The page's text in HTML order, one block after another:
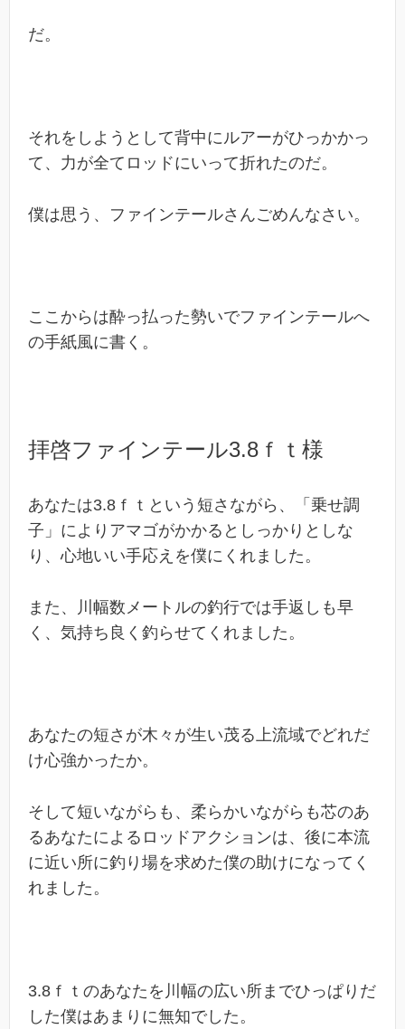
だ。
それをしようとして背中にルアーがひっかかっ
て、力が全てロッドにいって折れたのだ。
僕は思う、ファインテールさんごめんなさい。
ここからは酔っ払った勢いでファインテールへ
の手紙風に書く。
拝啓ファインテール3.8ｆｔ様
あなたは3.8ｆｔという短さながら、「乗せ調
子」によりアマゴがかかるとしっかりとしな
り、心地いい手応えを僕にくれました。
また、川幅数メートルの釣行では手返しも早
く、気持ち良く釣らせてくれました。
あなたの短さが木々が生い茂る上流域でどれだ
け心強かったか。
そして短いながらも、柔らかいながらも芯のあ
るあなたによるロッドアクションは、後に本流
に近い所に釣り場を求めた僕の助けになってく
れました。
3.8ｆｔのあなたを川幅の広い所までひっぱりだ
した僕はあまりに無知でした。